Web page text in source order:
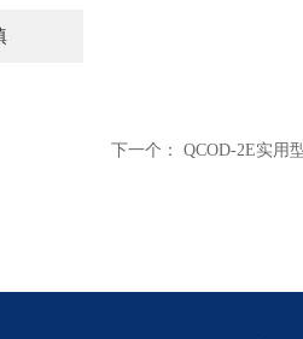
下一个： QCOD-2E实用